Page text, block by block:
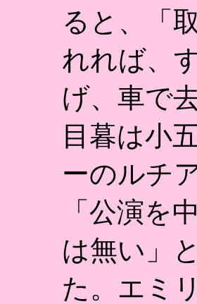
ると、「
れれば、
げ、車で
目暮は小
ーのルチ
「公演を
は無い」
た。エミ